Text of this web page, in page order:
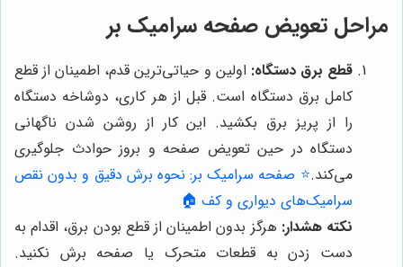
مراحل تعویض صفحه سرامیک بر
قطع برق دستگاه: اولین و حیاتی‌ترین قدم، اطمینان از قطع
کامل برق دستگاه است. قبل از هر کاری، دوشاخه دستگاه
را از پریز برق بکشید. این کار از روشن شدن ناگهانی
دستگاه در حین تعویض صفحه و بروز حوادث جلوگیری
می‌کند.⭐️ صفحه سرامیک بر: نحوه برش دقیق و بدون نقص
سرامیک‌های دیواری و کف 🏠
نکته هشدار: هرگز بدون اطمینان از قطع بودن برق، اقدام به
دست زدن به قطعات متحرک یا صفحه برش نکنید.